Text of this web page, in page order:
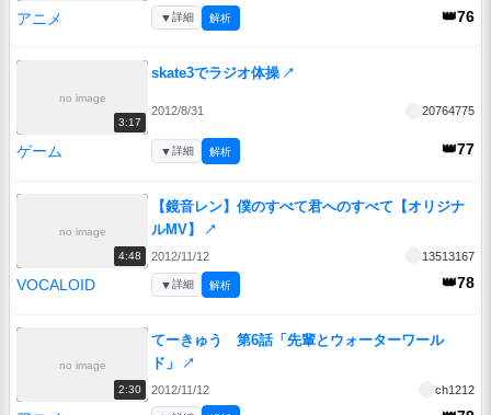
アニメ 👑76
▼詳細 解析
no image
3:17
skate3でラジオ体操 ↗
2012/8/31 20764775
ゲーム 👑77
▼詳細 解析
no image
4:48
【鏡音レン】僕のすべて君へのすべて【オリジナ
ルMV】
↗
2012/11/12 13513167
VOCALOID 👑78
▼詳細 解析
no image
2:30
てーきゅう 第6話「先輩とウォーターワール
ド」
↗
2012/11/12 ch1212